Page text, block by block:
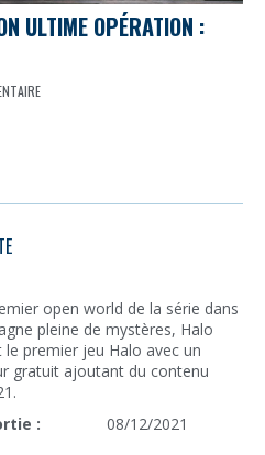
ULTIME OPÉRATION :
open world de la série dans
pleine de mystères, Halo
le premier jeu Halo avec un
gratuit ajoutant du contenu
:
08/12/2021